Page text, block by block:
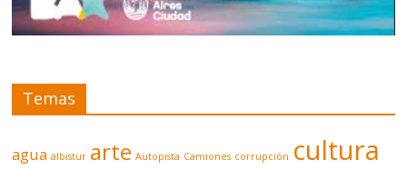
Temas
agua albistur arte Autopista Camiones corrupción cultura